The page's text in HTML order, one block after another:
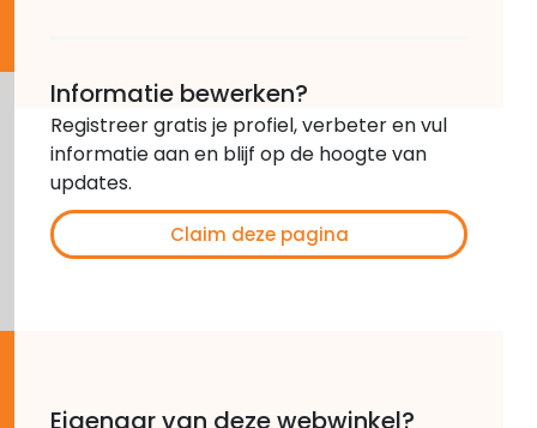
Informatie bewerken?
Registreer gratis je profiel, verbeter en vul
informatie aan en blijf op de hoogte van
updates.
Claim deze pagina
Eigenaar van deze webwinkel?